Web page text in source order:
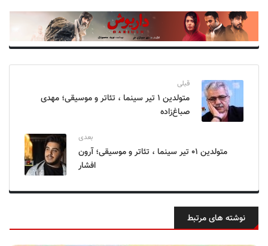
قبلی
متولدین ۱ تیر سینما ، تئاتر و موسیقی؛ مهدی
صباغ‌زاده
بعدی
متولدین ۰۱ تیر سینما ، تئاتر و موسیقی؛ آرون
افشار
نوشته های مرتبط